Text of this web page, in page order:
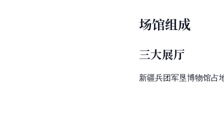
场馆组成
三大展厅
新疆兵团军垦博物馆占